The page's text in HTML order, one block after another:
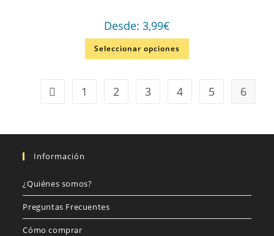
Desde: 3,99€
Seleccionar opciones
1 2 3 4 5 6
Información
¿Quiénes somos?
Preguntas Frecuentes
Cómo comprar